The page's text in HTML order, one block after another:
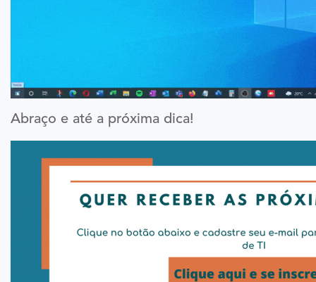
Abraço e até a próxima dica!